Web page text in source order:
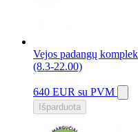
Vejos padangų
(8.3-22.00)
640 EUR su PVM
Išparduota